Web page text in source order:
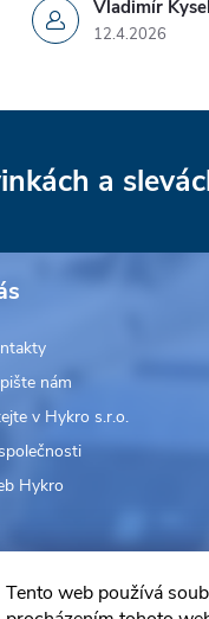
Tento web používá
Vladimír
12.4.2026
a
nám
v Hykro s.r.o.
Hykro